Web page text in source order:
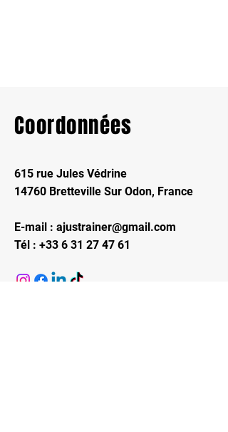
Coordonnées
615 rue Jules Védrine
14760 Bretteville Sur Odon, France
E-mail : ajustrainer@gmail.com
Tél : +33 6 31 27 47 61